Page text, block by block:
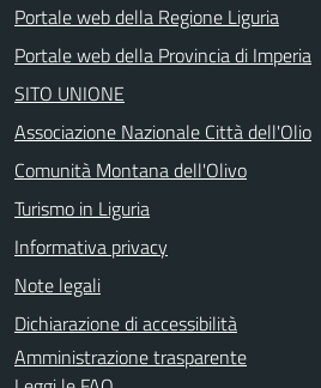
Portale web della Regione Liguria
Portale web della Provincia di Imperia
SITO UNIONE
Associazione Nazionale Città dell'Olio
Comunità Montana dell'Olivo
Turismo in Liguria
Informativa privacy
Note legali
Dichiarazione di accessibilità
Amministrazione trasparente